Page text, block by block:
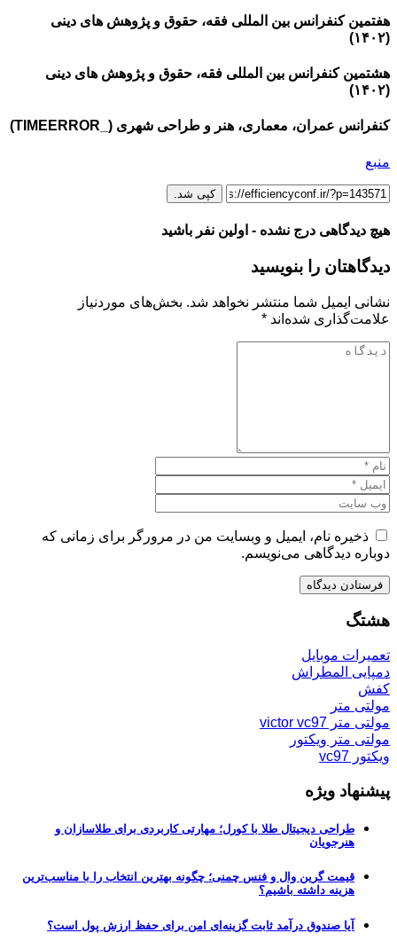
هفتمین کنفرانس بین المللی فقه، حقوق و پژوهش های دینی
(۱۴۰۲)
هشتمین کنفرانس بین المللی فقه، حقوق و پژوهش های دینی
(۱۴۰۲)
کنفرانس عمران، معماری، هنر و طراحی شهری (_TIMEERROR)
منبع
کپی شد.
هیچ دیدگاهی درج نشده - اولین نفر باشید
دیدگاهتان را بنویسید
نشانی ایمیل شما منتشر نخواهد شد. بخش‌های موردنیاز
علامت‌گذاری شده‌اند *
ذخیره نام، ایمیل و وبسایت من در مرورگر برای زمانی که
دوباره دیدگاهی می‌نویسم.
هشتگ
تعمیرات موبایل
دمپایی المطراش
کفش
مولتی متر
مولتی متر victor vc97
مولتی متر ویکتور
ویکتور vc97
پیشنهاد ویژه
طراحی دیجیتال طلا با کورل؛ مهارتی کاربردی برای طلاسازان و
هنرجویان
قیمت گرین وال و فنس چمنی؛ چگونه بهترین انتخاب را با مناسب‌ترین
هزینه داشته باشیم؟
آیا صندوق درآمد ثابت گزینه‌ای امن برای حفظ ارزش پول است؟